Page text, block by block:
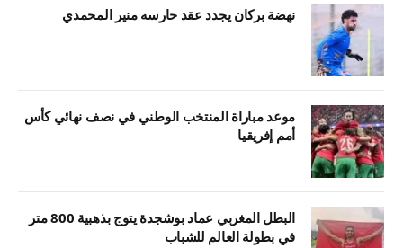
نهضة بركان يجدد عقد حارسه منير المحمدي
موعد مباراة المنتخب الوطني في نصف نهائي كأس
أمم إفريقيا
البطل المغربي عماد بوشجدة يتوج بذهبية 800 متر
في بطولة العالم للشباب